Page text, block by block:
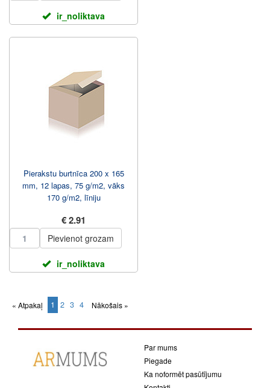
ir_noliktava
Pierakstu burtnīca 200 x 165
mm, 12 lapas, 75 g/m2, vāks
170 g/m2, līniju
€ 2.91
Pievienot grozam
ir_noliktava
« Atpakaļ 1 (current)
2 3 4 Nākošais »
Par mums
Piegade
Ka noformēt pasūtījumu